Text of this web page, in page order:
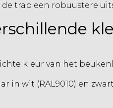
trap een robuustere
kleur van het
wit (RAL9010) en